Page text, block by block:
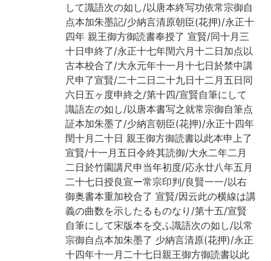
して識語次の如し/以唐本終写功依常宗御自
点本加朱墨記/少納言清原朝臣(花押)/永正十
四年 親王御方御読書奉授了 宣賢/同十月三
十日申終了/永正十七年閏六月十二日加点以
古本校合了/大永元年十一月十七日於禁中講
尺申了宣賢/二十二日二十九日十二月五日同
六日五ヶ度申終之/第十四/宣賢自筆にして
識語左の如し/以唐本書写之就常宗御自筆点
証本加朱墨了/少納言朝臣(花押)/永正十四年
閏十月二十日 親王御方御読書以此本申上了
宣賢/十一月五日令終其読御/大永二年二月
二日於竹園講尺申当年初度/応永廿八年五月
二十七日授良宣ー常宗印判/良賢一一/以右
御奥書本重加校合了 宣賢/因云此の横線は講
義の曲数を示したるものなり/第十五/宣賢
自筆にして宋版本を交ふ識語次の如し/以常
宗御自点本加朱墨了 少納言清原(花押)/永正
十四年十一月二十七日親王御方御読書以此